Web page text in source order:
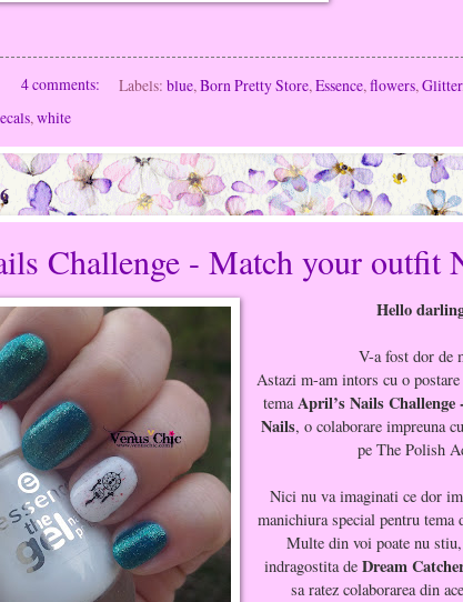
4 comments: Labels:blue,Born Pretty Store,Essence,flowers,Glitter
, white
Challenge - Match your outfit
Hello
V-a fost dor de
Astazi m-am intors cu o
temaApril’s Nails
Nails, o colaborare impreuna
pe The Polish
Nici nu va imaginati ce dor
manichiura special pentru tema
Multe din voi poate nu
indragostita deDream
sa ratez colaborarea din